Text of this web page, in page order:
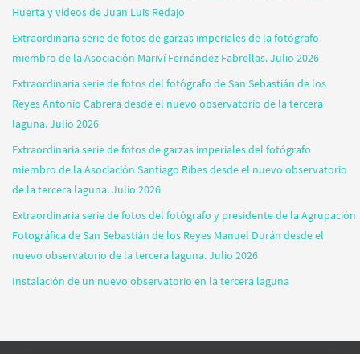
Huerta y vídeos de Juan Luis Redajo
Extraordinaria serie de fotos de garzas imperiales de la fotógrafo
miembro de la Asociación Mariví Fernández Fabrellas. Julio 2026
Extraordinaria serie de fotos del fotógrafo de San Sebastián de los
Reyes Antonio Cabrera desde el nuevo observatorio de la tercera
laguna. Julio 2026
Extraordinaria serie de fotos de garzas imperiales del fotógrafo
miembro de la Asociación Santiago Ribes desde el nuevo observatorio
de la tercera laguna. Julio 2026
Extraordinaria serie de fotos del fotógrafo y presidente de la Agrupación
Fotográfica de San Sebastián de los Reyes Manuel Durán desde el
nuevo observatorio de la tercera laguna. Julio 2026
Instalación de un nuevo observatorio en la tercera laguna